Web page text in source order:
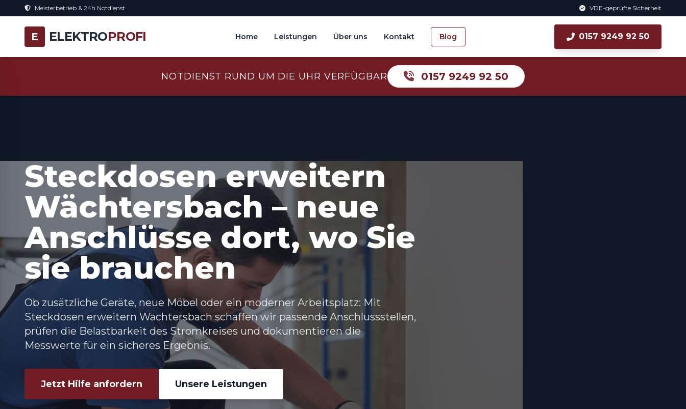
Meisterbetrieb & 24h Notdienst VDE-geprüfte Sicherheit
E ELEKTROPROFI Home Leistungen Über uns Kontakt Blog 0157 9249 92 50
NOTDIENST RUND UM DIE UHR VERFÜGBAR 0157 9249 92 50
Steckdosen erweitern
Wächtersbach – neue
Anschlüsse dort, wo Sie
sie brauchen
Ob zusätzliche Geräte, neue Möbel oder ein moderner Arbeitsplatz: Mit
Steckdosen erweitern Wächtersbach schaffen wir passende Anschlussstellen,
prüfen die Belastbarkeit des Stromkreises und dokumentieren die
Messwerte für ein sicheres Ergebnis.
Jetzt Hilfe anfordern Unsere Leistungen